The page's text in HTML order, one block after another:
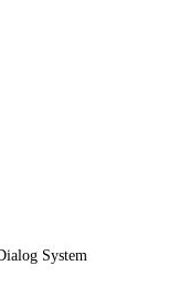
System